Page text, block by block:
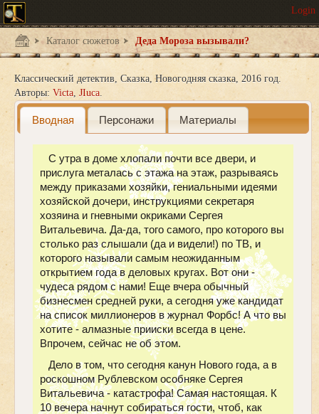
Каталог сюжетов Деда Мороза вызывали?
Классический детектив Сказка Новогодняя сказка 2016 год.
Авторы: Victa JIuca
Вводная Персонажи Материалы
С утра в доме хлопали почти все двери, и
прислуга металась с этажа на этаж, разрываясь
между приказами хозяйки, гениальными идеями
хозяйской дочери, инструкциями секретаря
хозяина и гневными окриками Сергея
Витальевича. Да-да, того самого, про которого вы
столько раз слышали (да и видели!) по ТВ, и
которого называли самым неожиданным
открытием года в деловых кругах. Вот они -
чудеса рядом с нами! Еще вчера обычный
бизнесмен средней руки, а сегодня уже кандидат
на список миллионеров в журнал Форбс! А что вы
хотите - алмазные прииски всегда в цене.
Впрочем, сейчас не об этом.
Дело в том, что сегодня канун Нового года, а в
роскошном Рублевском особняке Сергея
Витальевича - катастрофа! Самая настоящая. К
10 вечера начнут собираться гости, чтоб, как